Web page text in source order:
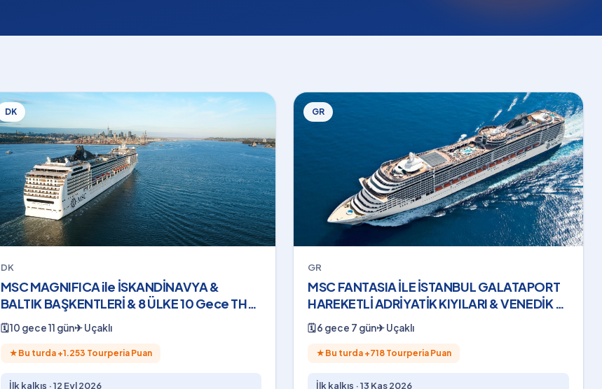
DK
DK
MSC MAGNIFICA ile İSKANDİNAVYA &
BALTIK BAŞKENTLERİ & 8 ÜLKE 10 Gece THY
- 12 Eylül 2026
🗓10 gece 11 gün✈Uçaklı
★ Bu turda +1.253 Tourperia Puan
İlk kalkış ·12 Eyl 2026
GR
GR
MSC FANTASIA İLE İSTANBUL GALATAPORT
HAREKETLİ ADRİYATİK KIYILARI & VENEDİK 6
Gece THY - 13 Kasım 2026
🗓6 gece 7 gün✈Uçaklı
★ Bu turda +718 Tourperia Puan
İlk kalkış ·13 Kas 2026